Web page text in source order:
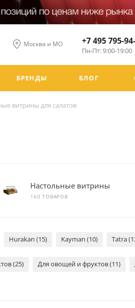
Москва и МО +7 495 795-
Пн-Пт: 9:00-19:00
БРЕНДЫ БЛОГ
витрины для салатов
Настольные витрины
160 ТОВАРОВ
Hurakan (15) Kayman (10) Tatra
(25) Для овощей и фруктов (11)